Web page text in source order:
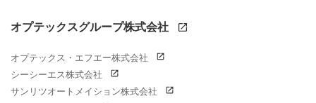
オプテックスグループ株式会社
オプテックス・エフエー株式会社
シーシーエス株式会社
サンリツオートメイション株式会社